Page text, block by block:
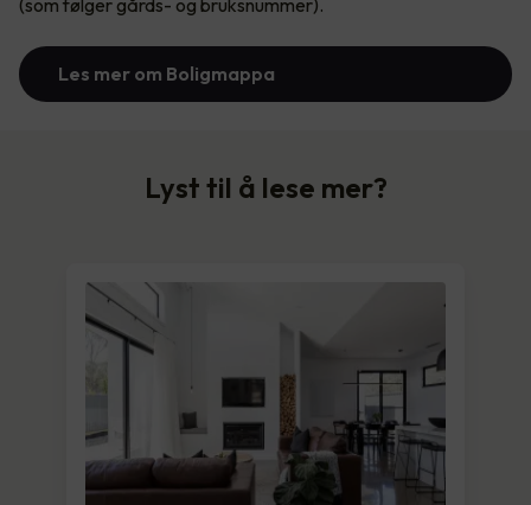
(som følger gårds- og bruksnummer).
Les mer om Boligmappa
Lyst til å lese mer?